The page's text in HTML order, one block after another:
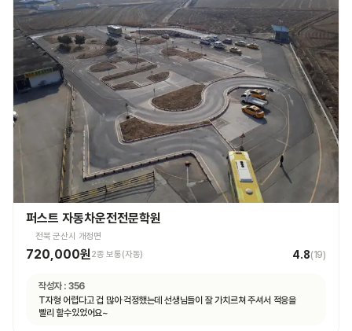
퍼스트 자동차운전전문학원
전북 군산시 개정면
720,000원2종 보통(자동) 4.8(19)
작성자 : 356
T자형 어렵다고 겁 많아 걱정했는데 선생님들이 잘 가치르쳐 주셔서 적응을
빨리 할수있었어요~